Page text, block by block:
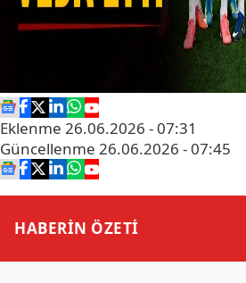
Eklenme 26.06.2026 - 07:31
Güncellenme 26.06.2026 - 07:45
HABERİN ÖZETİ